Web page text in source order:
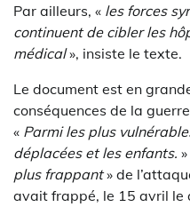
Par ailleurs, « les forces
continuent de cibler les
médical», insiste le texte.
Le document est en
conséquences de la
« Parmi les plus
déplacées et les enfants.
plus frappant» de
avait frappé, le 15 avril le